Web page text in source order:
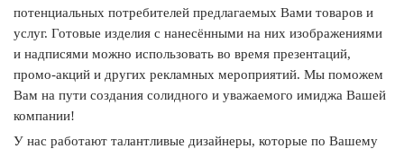
потенциальных потребителей предлагаемых Вами товаров и
услуг. Готовые изделия с нанесёнными на них изображениями
и надписями можно использовать во время презентаций,
промо-акций и других рекламных мероприятий. Мы поможем
Вам на пути создания солидного и уважаемого имиджа Вашей
компании!
У нас работают талантливые дизайнеры, которые по Вашему